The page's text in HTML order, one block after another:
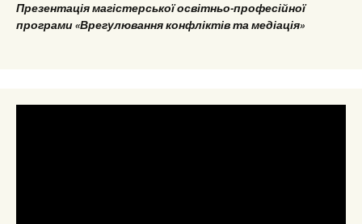
Презентація магістерської освітньо-професійної
програми «Врегулювання конфліктів та медіація»